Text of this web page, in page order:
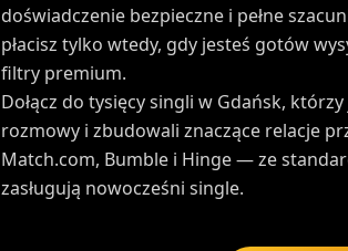
doświadczenie bezpieczne i pełne
płacisz tylko wtedy, gdy jesteś gotów
filtry premium.
Dołącz do tysięcy singli w Gdańsk,
rozmowy i zbudowali znaczące relacje
Match.com, Bumble i Hinge — ze
zasługują nowocześni single.